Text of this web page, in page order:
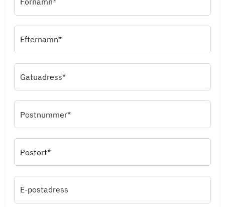
Efternamn*
Gatuadress*
Postnummer*
Postort*
E-postadress